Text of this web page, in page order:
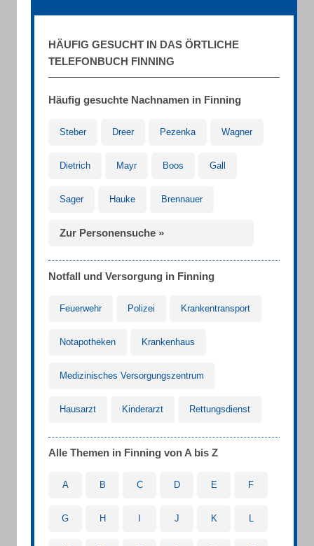
HÄUFIG GESUCHT IN DAS ÖRTLICHE
TELEFONBUCH FINNING
Häufig gesuchte Nachnamen in Finning
Steber Dreer Pezenka Wagner
Dietrich Mayr Boos Gall
Sager Hauke Brennauer
Zur Personensuche »
Notfall und Versorgung in Finning
Feuerwehr Polizei Krankentransport
Notapotheken Krankenhaus
Medizinisches Versorgungszentrum
Hausarzt Kinderarzt Rettungsdienst
Alle Themen in Finning von A bis Z
A B C D E F
G H J K L